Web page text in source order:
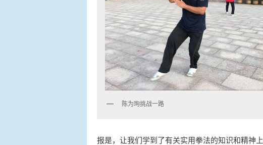
陈为珣挑战一路
报是，让我们学到了有关实用拳法的知识和精神上